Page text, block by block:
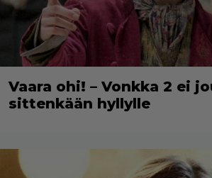
Vaara ohi! – Vonkka 2 ei
sittenkään hyllylle